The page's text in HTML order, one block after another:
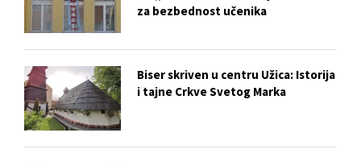
za bezbednost učenika
Biser skriven u centru Užica: Istorija
i tajne Crkve Svetog Marka